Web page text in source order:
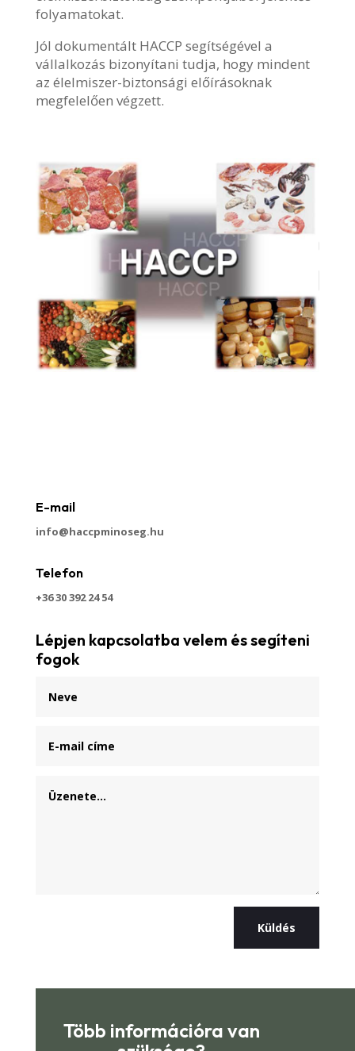
folyamatokat.
Jól dokumentált HACCP segítségével a
vállalkozás bizonyítani tudja, hogy mindent
az élelmiszer-biztonsági előírásoknak
megfelelően végzett.
E-mail
info@haccpminoseg.hu
Telefon
+36 30 392 24 54
Lépjen kapcsolatba velem és segíteni
fogok
Küldés
Több információra van